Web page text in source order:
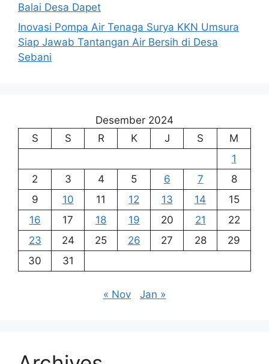
Balai Desa Dapet
Inovasi Pompa Air Tenaga Surya KKN Umsura
Siap Jawab Tantangan Air Bersih di Desa
Sebani
Desember 2024
S
S R K J S
M
1
2
3 4 5 6 7
8
9
10 11 12 13 14
15
16
17 18 19 20 21
22
23
24 25 26 27 28
29
30
31
« Nov Jan »